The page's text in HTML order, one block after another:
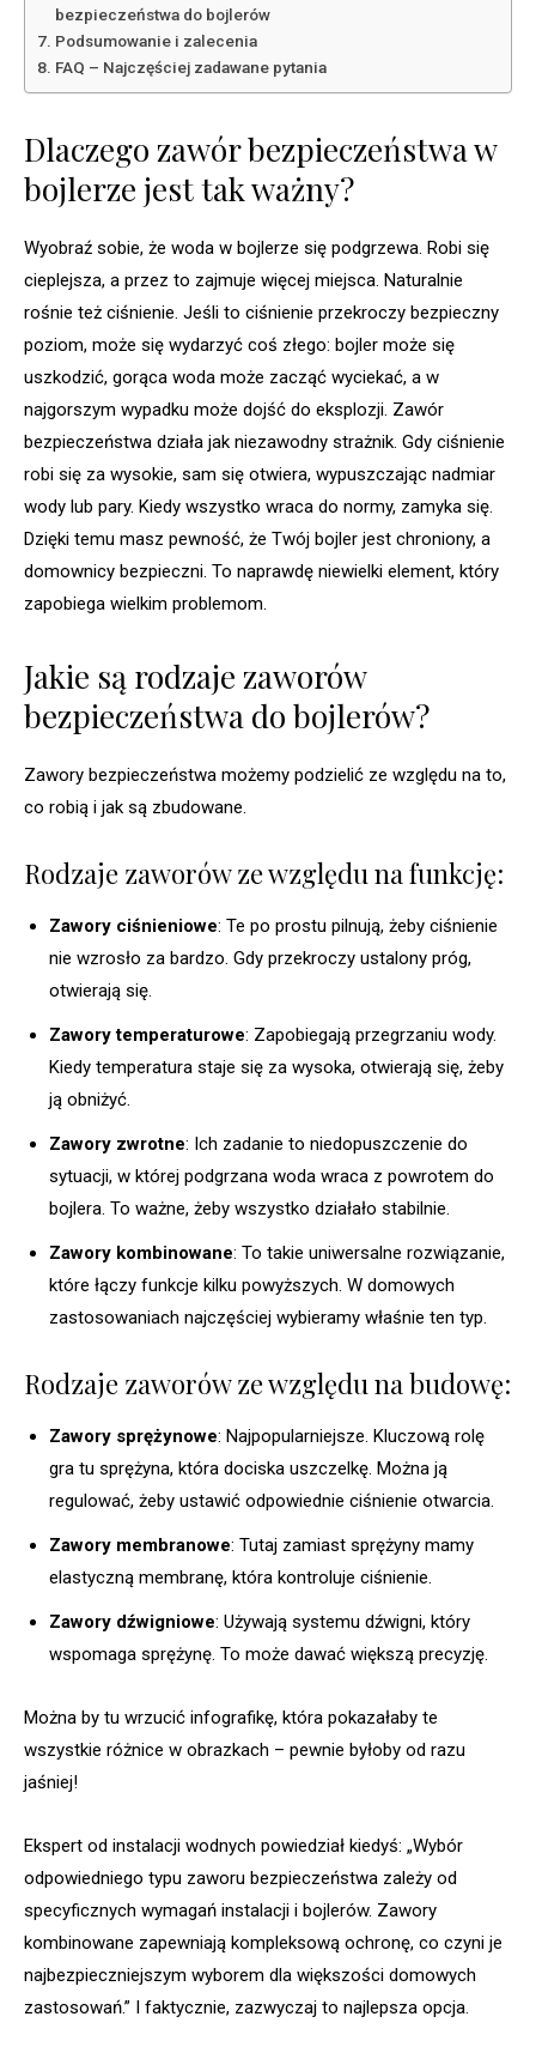
bezpieczeństwa do bojlerów
Podsumowanie i zalecenia
FAQ – Najczęściej zadawane pytania
Dlaczego zawór bezpieczeństwa w
bojlerze jest tak ważny?
Wyobraź sobie, że woda w bojlerze się podgrzewa. Robi się
cieplejsza, a przez to zajmuje więcej miejsca. Naturalnie
rośnie też ciśnienie. Jeśli to ciśnienie przekroczy bezpieczny
poziom, może się wydarzyć coś złego: bojler może się
uszkodzić, gorąca woda może zacząć wyciekać, a w
najgorszym wypadku może dojść do eksplozji. Zawór
bezpieczeństwa działa jak niezawodny strażnik. Gdy ciśnienie
robi się za wysokie, sam się otwiera, wypuszczając nadmiar
wody lub pary. Kiedy wszystko wraca do normy, zamyka się.
Dzięki temu masz pewność, że Twój bojler jest chroniony, a
domownicy bezpieczni. To naprawdę niewielki element, który
zapobiega wielkim problemom.
Jakie są rodzaje zaworów
bezpieczeństwa do bojlerów?
Zawory bezpieczeństwa możemy podzielić ze względu na to,
co robią i jak są zbudowane.
Rodzaje zaworów ze względu na funkcję:
Zawory ciśnieniowe: Te po prostu pilnują, żeby ciśnienie
nie wzrosło za bardzo. Gdy przekroczy ustalony próg,
otwierają się.
Zawory temperaturowe: Zapobiegają przegrzaniu wody.
Kiedy temperatura staje się za wysoka, otwierają się, żeby
ją obniżyć.
Zawory zwrotne: Ich zadanie to niedopuszczenie do
sytuacji, w której podgrzana woda wraca z powrotem do
bojlera. To ważne, żeby wszystko działało stabilnie.
Zawory kombinowane: To takie uniwersalne rozwiązanie,
które łączy funkcje kilku powyższych. W domowych
zastosowaniach najczęściej wybieramy właśnie ten typ.
Rodzaje zaworów ze względu na budowę:
Zawory sprężynowe: Najpopularniejsze. Kluczową rolę
gra tu sprężyna, która dociska uszczelkę. Można ją
regulować, żeby ustawić odpowiednie ciśnienie otwarcia.
Zawory membranowe: Tutaj zamiast sprężyny mamy
elastyczną membranę, która kontroluje ciśnienie.
Zawory dźwigniowe: Używają systemu dźwigni, który
wspomaga sprężynę. To może dawać większą precyzję.
Można by tu wrzucić infografikę, która pokazałaby te
wszystkie różnice w obrazkach – pewnie byłoby od razu
jaśniej!
Ekspert od instalacji wodnych powiedział kiedyś: „Wybór
odpowiedniego typu zaworu bezpieczeństwa zależy od
specyficznych wymagań instalacji i bojlerów. Zawory
kombinowane zapewniają kompleksową ochronę, co czyni je
najbezpieczniejszym wyborem dla większości domowych
zastosowań.” I faktycznie, zazwyczaj to najlepsza opcja.